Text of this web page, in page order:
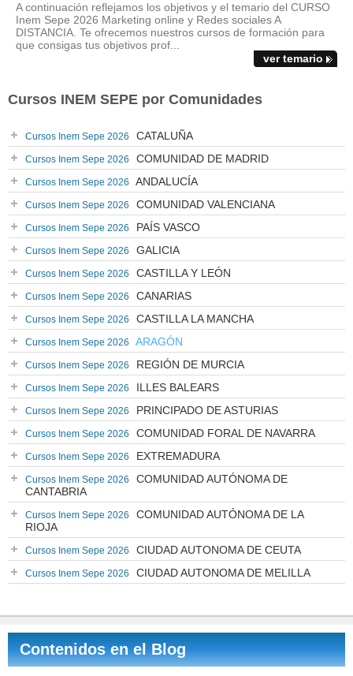
A continuación reflejamos los objetivos y el temario del CURSO
Inem Sepe 2026 Marketing online y Redes sociales A
DISTANCIA. Te ofrecemos nuestros cursos de formación para
que consigas tus objetivos prof...
ver temario
Cursos INEM SEPE por Comunidades
Cursos Inem Sepe 2026 CATALUÑA
Cursos Inem Sepe 2026 COMUNIDAD DE MADRID
Cursos Inem Sepe 2026 ANDALUCÍA
Cursos Inem Sepe 2026 COMUNIDAD VALENCIANA
Cursos Inem Sepe 2026 PAÍS VASCO
Cursos Inem Sepe 2026 GALICIA
Cursos Inem Sepe 2026 CASTILLA Y LEÓN
Cursos Inem Sepe 2026 CANARIAS
Cursos Inem Sepe 2026 CASTILLA LA MANCHA
Cursos Inem Sepe 2026 ARAGÓN
Cursos Inem Sepe 2026 REGIÓN DE MURCIA
Cursos Inem Sepe 2026 ILLES BALEARS
Cursos Inem Sepe 2026 PRINCIPADO DE ASTURIAS
Cursos Inem Sepe 2026 COMUNIDAD FORAL DE NAVARRA
Cursos Inem Sepe 2026 EXTREMADURA
Cursos Inem Sepe 2026
COMUNIDAD AUTÓNOMA DE
CANTABRIA
Cursos Inem Sepe 2026
COMUNIDAD AUTÓNOMA DE LA
RIOJA
Cursos Inem Sepe 2026 CIUDAD AUTONOMA DE CEUTA
Cursos Inem Sepe 2026 CIUDAD AUTONOMA DE MELILLA
Contenidos en el Blog